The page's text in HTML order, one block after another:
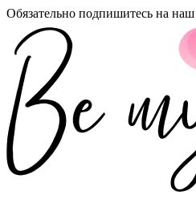
Обязательно подпишитесь на